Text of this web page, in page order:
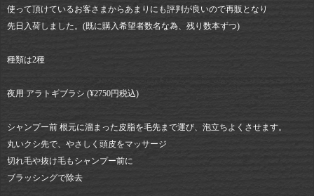
使って頂けているお客さまからあまりにも評判が良いので再販となり
先日入荷しました。(既に購入希望者数名な為、残り数本ずつ)
種類は2種
夜用 アラトギブラシ (¥2750円税込)
シャンプー前 根元に溜まった皮脂を毛先まで運び、泡立ちよくさせます。
丸いクシ先で、やさしく頭皮をマッサージ
切れ毛や抜け毛もシャンプー前に
ブラッシングで除去